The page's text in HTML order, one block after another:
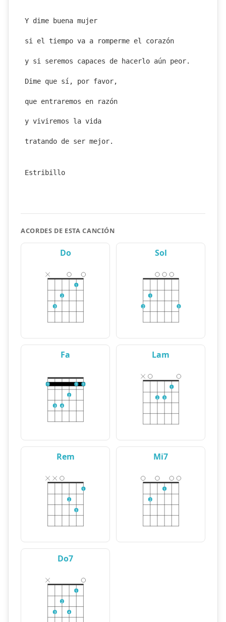
Y dime buena mujer
si el tiempo va a romperme el corazón
y si seremos capaces de hacerlo aún peor.
Dime que sí, por favor,
que entraremos en razón
y viviremos la vida
tratando de ser mejor.
Estribillo
ACORDES DE ESTA CANCIÓN
Do
3
2
1
Sol
2
1
3
Fa
1
3 4
2
1 1
Lam
2 3
1
Rem
2
3
1
Mi7
2
1
Do7
3
2
4
1